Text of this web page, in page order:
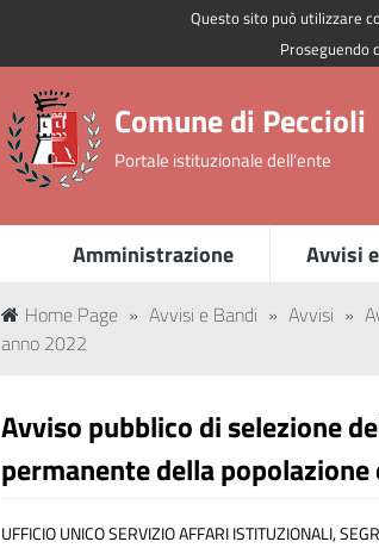
Questo sito può utilizzare
Proseguendo
Comune di Peccioli
Portale istituzionale dell'ente
Amministrazione Avvisi
Home Page » Avvisi e Bandi » Avvisi »
anno 2022
Avviso pubblico di selezione
permanente della
UFFICIO UNICO SERVIZIO AFFARI ISTITUZIONALI,